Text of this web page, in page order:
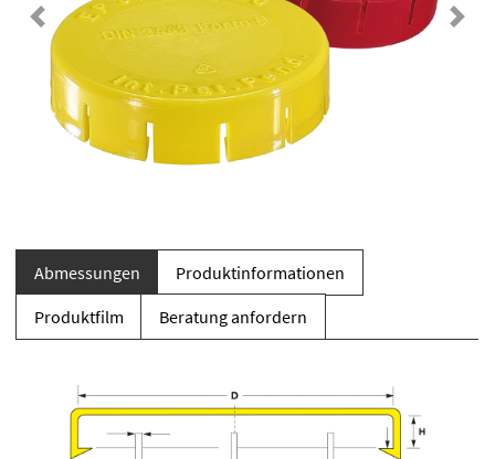
Previous Next
Abmessungen
Produktinformationen
Produktfilm
Beratung anfordern